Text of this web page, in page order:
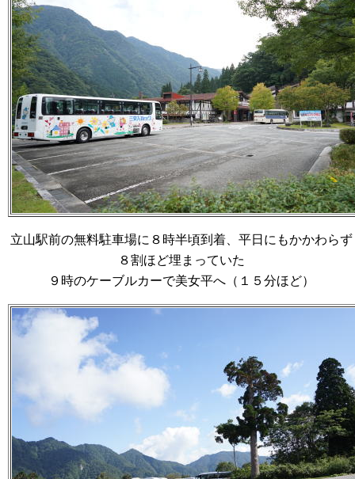
立山駅前の無料駐車場に８時半頃到着、平日にもかかわらず
８割ほど埋まっていた
９時のケーブルカーで美女平へ（１５分ほど）